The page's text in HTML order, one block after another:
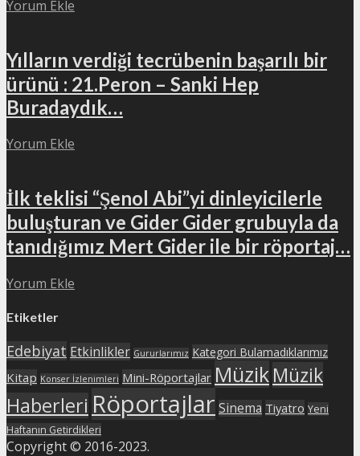
Yorum Ekle
Yılların verdiği tecrübenin başarılı bir
ürünü : 21.Peron – Sanki Hep
Buradaydık…
Yorum Ekle
İlk teklisi “Şenol Abi”yi dinleyicilerle
buluşturan ve Gider Gider grubuyla da
tanıdığımız Mert Gider ile bir röportaj…
Yorum Ekle
Etiketler
Edebiyat Etkinlikler Gururlarımız Kategori Bulamadıklarımız
Kitap Konser İzlenimleri Mini-Röportajlar MüzikMüzik
Haberleri Röportajlar Sinema Tiyatro Yeni
Haftanın Getirdikleri
Copyright © 2016-2023.